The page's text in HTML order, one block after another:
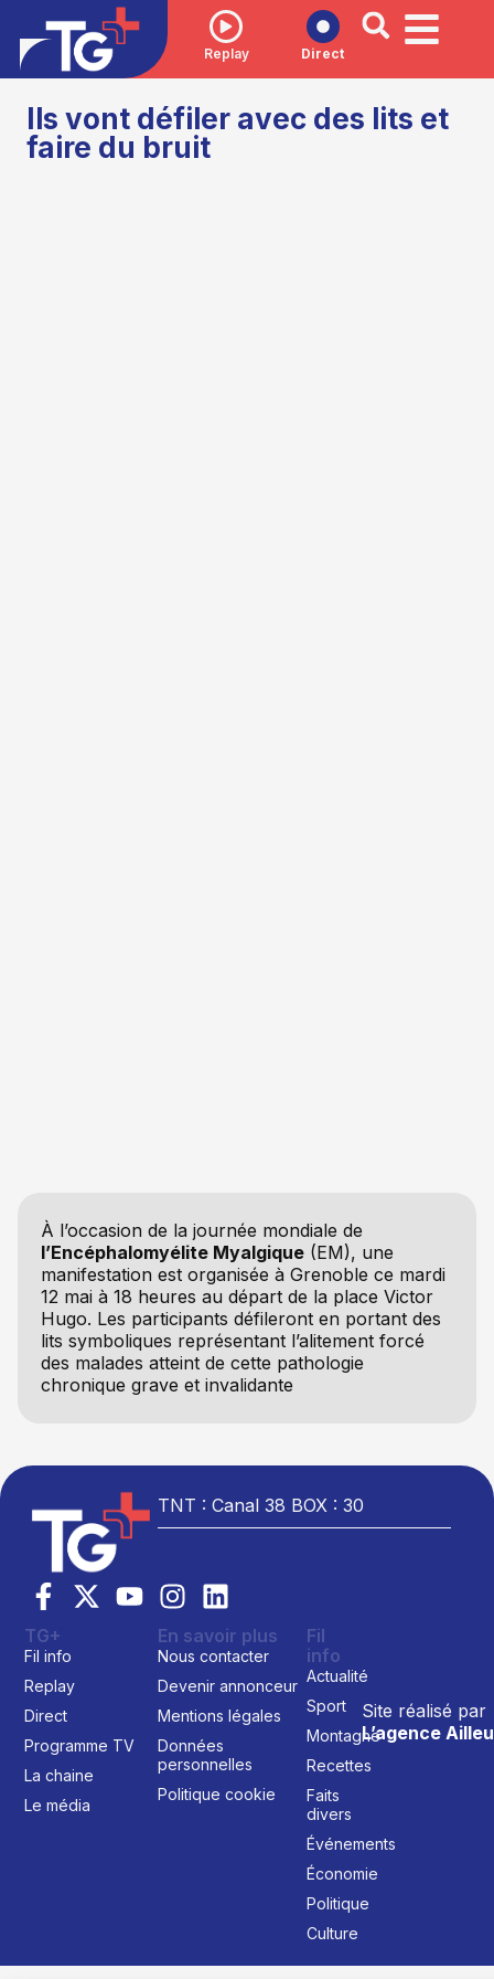
Replay Direct
Ils vont défiler avec des lits et
faire du bruit
À l’occasion de la journée mondiale de
l’Encéphalomyélite Myalgique(EM), une
manifestation est organisée à Grenoble ce mardi
12 mai à 18 heures au départ de la place Victor
Hugo. Les participants défileront en portant des
lits symboliques représentant l’alitement forcé
des malades atteint de cette pathologie
chronique grave et invalidante
TNT : Canal 38 BOX : 30
Site réalisé par
L’agence
TG+
Fil info
Replay
Direct
Programme TV
La chaine
Le média
En savoir plus
Nous contacter
Devenir annonceur
Mentions légales
Données
personnelles
Politique cookie
Fil
info
Actualité
Sport
Montagne
Recettes
Faits
divers
Événements
Économie
Politique
Culture